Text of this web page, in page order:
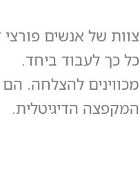
צוות של אנשים פורצי
כל כך לעבוד ביחד.
מכווינים להצלחה. הם
המקפצה הדיגיטלית.